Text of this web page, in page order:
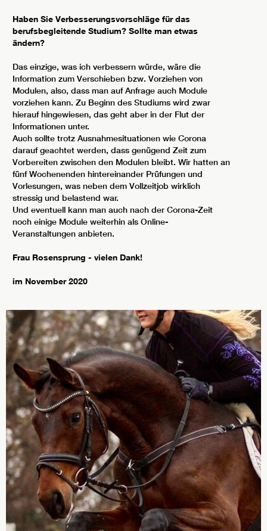
Haben Sie Verbesserungsvorschläge für das
berufsbegleitende Studium? Sollte man etwas
ändern?
Das einzige, was ich verbessern würde, wäre die
Information zum Verschieben bzw. Vorziehen von
Modulen, also, dass man auf Anfrage auch Module
vorziehen kann. Zu Beginn des Studiums wird zwar
hierauf hingewiesen, das geht aber in der Flut der
Informationen unter.
Auch sollte trotz Ausnahmesituationen wie Corona
darauf geachtet werden, dass genügend Zeit zum
Vorbereiten zwischen den Modulen bleibt. Wir hatten an
fünf Wochenenden hintereinander Prüfungen und
Vorlesungen, was neben dem Vollzeitjob wirklich
stressig und belastend war.
Und eventuell kann man auch nach der Corona-Zeit
noch einige Module weiterhin als Online-
Veranstaltungen anbieten.
Frau Rosensprung - vielen Dank!
im November 2020